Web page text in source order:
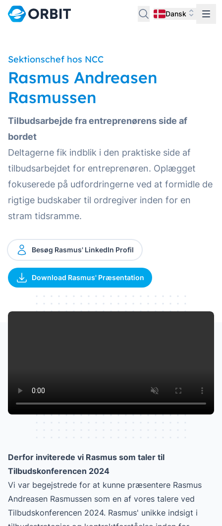
Dansk
Sektionschef hos NCC
Rasmus Andreasen
Rasmussen
Tilbudsarbejde fra entreprenørens side af
bordet
Deltagerne fik indblik i den praktiske side af
tilbudsarbejdet for entreprenøren. Oplægget
fokuserede på udfordringerne ved at formidle de
rigtige budskaber til ordregiver inden for en
stram tidsramme.
Besøg Rasmus' LinkedIn Profil
Download Rasmus' Præsentation
Watch our video to learn more
Derfor inviterede vi Rasmus som taler til
Tilbudskonferencen 2024
Vi var begejstrede for at kunne præsentere Rasmus
Andreasen Rasmussen som en af vores talere ved
Tilbudskonferencen 2024. Rasmus' unikke indsigt i